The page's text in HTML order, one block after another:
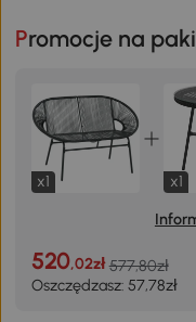
Promocje na
x1
x1
520,02zł 577,80zł
Oszczędzasz: 57,78zł